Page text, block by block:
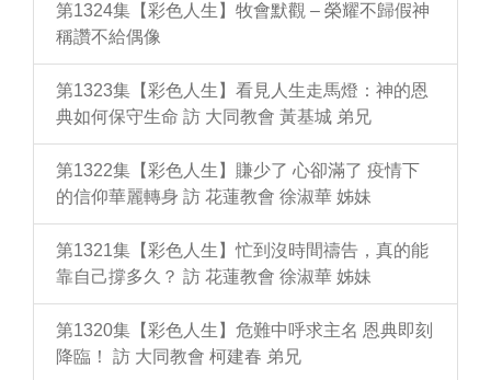
第1324集【彩色人生】牧會默觀 – 榮耀不歸假神
稱讚不給偶像
第1323集【彩色人生】看見人生走馬燈：神的恩
典如何保守生命 訪 大同教會 黃基城 弟兄
第1322集【彩色人生】賺少了 心卻滿了 疫情下
的信仰華麗轉身 訪 花蓮教會 徐淑華 姊妹
第1321集【彩色人生】忙到沒時間禱告，真的能
靠自己撐多久？ 訪 花蓮教會 徐淑華 姊妹
第1320集【彩色人生】危難中呼求主名 恩典即刻
降臨！ 訪 大同教會 柯建春 弟兄